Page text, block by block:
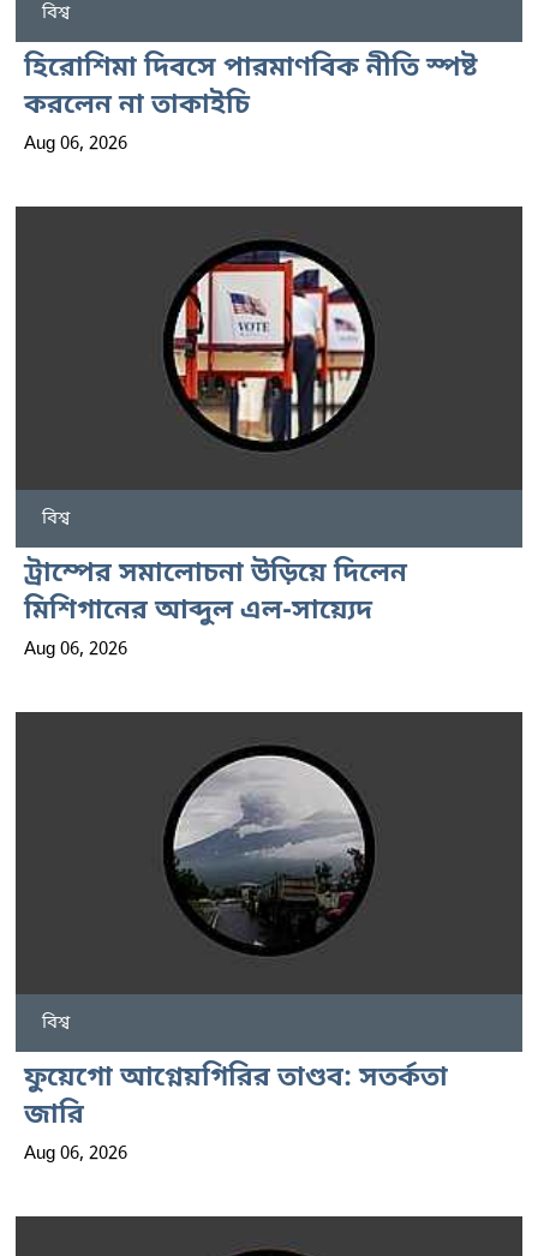
বিশ্ব
হিরোশিমা দিবসে পারমাণবিক নীতি স্পষ্ট
করলেন না তাকাইচি
Aug 06, 2026
বিশ্ব
ট্রাম্পের সমালোচনা উড়িয়ে দিলেন
মিশিগানের আব্দুল এল-সায়্যেদ
Aug 06, 2026
বিশ্ব
ফুয়েগো আগ্নেয়গিরির তাণ্ডব: সতর্কতা
জারি
Aug 06, 2026